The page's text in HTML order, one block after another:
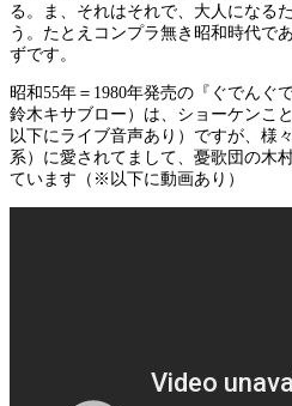
る。ま、それはそれで、大人になる
う。たとえコンプラ無き昭和時代で
ずです。
昭和55年＝1980年発売の『ぐでんぐ
鈴木キサブロー）は、ショーケンこ
以下にライブ音声あり）ですが、様
系）に愛されてまして、憂歌団の木
ています（※以下に動画あり）